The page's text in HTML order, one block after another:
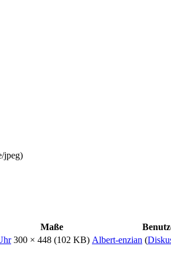
jpeg)
Maße
300 × 448 (102 KB) Albert-enzian (